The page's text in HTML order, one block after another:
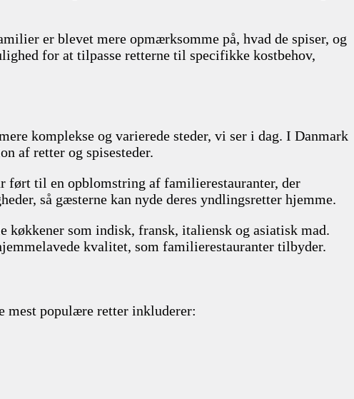
er blevet mere opmærksomme på, hvad de spiser, og
for at tilpasse retterne til specifikke kostbehov,
komplekse og varierede steder, vi ser i dag. I Danmark
af retter og spisesteder.
ført til en opblomstring af familierestauranter, der
så gæsterne kan nyde deres yndlingsretter hjemme.
køkkener som indisk, fransk, italiensk og asiatisk mad.
kvalitet, som familierestauranter tilbyder.
mest populære retter inkluderer: